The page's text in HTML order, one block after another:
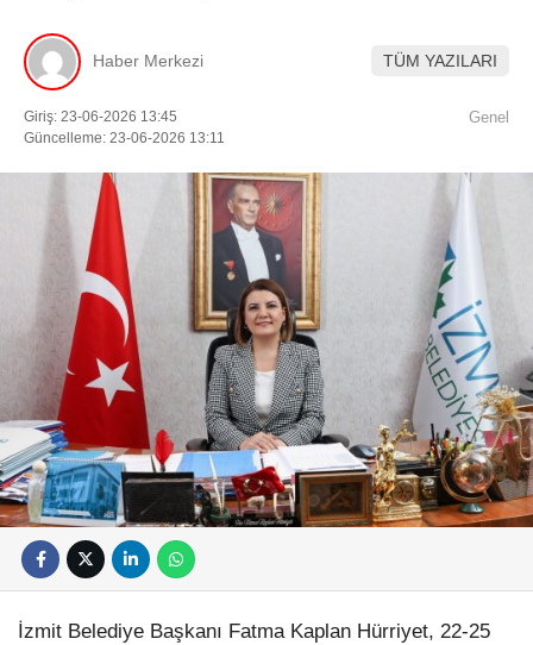
Haber Merkezi TÜM YAZILARI
Giriş: 23-06-2026 13:45
Güncelleme: 23-06-2026 13:11
Genel
İzmit Belediye Başkanı Fatma Kaplan Hürriyet, 22-25